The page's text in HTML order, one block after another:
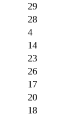
29
28
4
14
23
26
17
20
18